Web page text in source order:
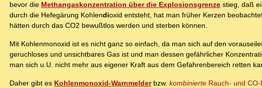
bevor die Methangaskonzentration über die Explosionsgrenze stieg, daß
durch die Hefegärung Kohlendioxid entsteht, hat man früher Kerzen
hätten durch das CO2 bewußtlos werden und sterben können.
Mit Kohlenmonoxid ist es nicht ganz so einfach, da man sich auf den
geruchloses und unsichtbares Gas ist und man dessen gefährlicher
man sich u.U. nicht mehr aus eigener Kraft aus dem Gefahrenbereich retten
Daher gibt es Kohlenmonoxid-Warnmelderbzw. kombinierte Rauch- und